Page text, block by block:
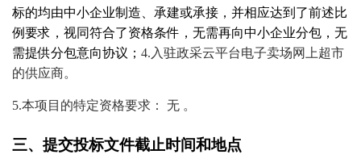
标的均由中小企业制造、承建或承接，并相应达到了前述比
例要求，视同符合了资格条件，无需再向中小企业分包，无
需提供分包意向协议； 4.入驻政采云平台电子卖场网上超市
的供应商。
5.本项目的特定资格要求： 无 。
三、 提交投标文件截止时间和地点